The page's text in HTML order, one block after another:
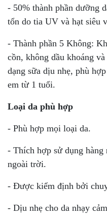
- 50% thành phần dưỡng
tổn do tia UV và hạt siêu
- Thành phần 5 Không:
cồn, không dầu khoáng
dạng sữa dịu nhẹ, phù
em từ 1 tuổi.
Loại da phù hợp
- Phù hợp mọi loại da.
- Thích hợp sử dụng hàng
ngoài trời.
- Được kiểm định bởi
- Dịu nhẹ cho da nhạy